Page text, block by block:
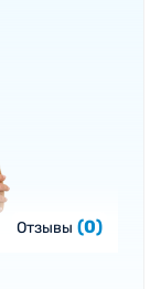
Отзывы (0)